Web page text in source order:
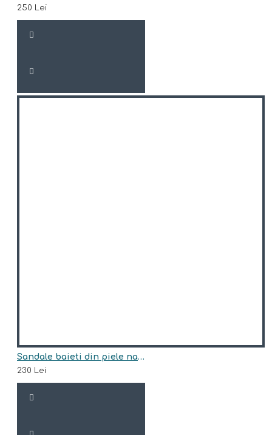
250 Lei
Sandale baieti din piele naturala model FAUCI
230 Lei